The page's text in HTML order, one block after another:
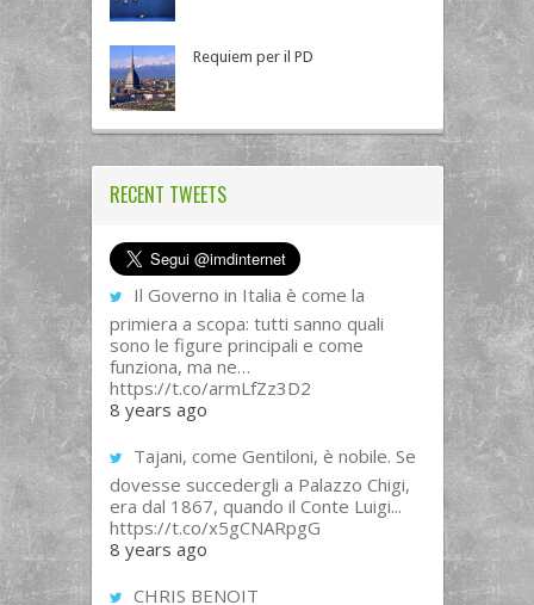
Requiem per il PD
RECENT TWEETS
Il Governo in Italia è come la
primiera a scopa: tutti sanno quali
sono le figure principali e come
funziona, ma ne…
https://t.co/armLfZz3D2
8 years ago
Tajani, come Gentiloni, è nobile. Se
dovesse succedergli a Palazzo Chigi,
era dal 1867, quando il Conte Luigi...
https://t.co/x5gCNARpgG
8 years ago
CHRIS BENOIT